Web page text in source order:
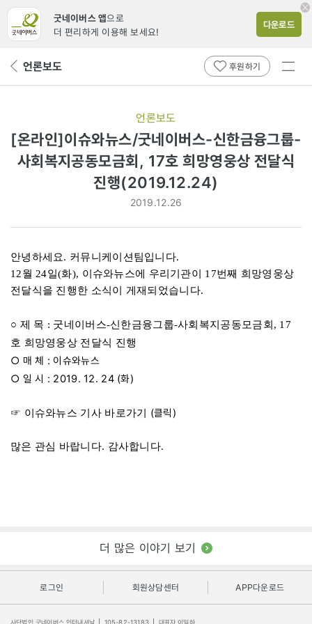
굿네이버스 앱으로
더 편리하게 이용해 보세요!
다운로드
뒤 언론보도 후원하기
전체
언론보도
[온라인]이슈와뉴스/굿네이버스-신한금융그룹-
사회복지공동모금회, 17호 희망영웅상 전달식
진행(2019.12.24)
2019.12.26
안녕하세요. 커뮤니케이션팀입니다.
12월 24일(화), 이슈와뉴스에 우리기관이 17번째 희망영웅상
전달식을 진행한 소식이 게재되었습니다.
○ 제 목 : 굿네이버스-신한금융그룹-사회복지공동모금회, 17
호 희망영웅상 전달식 진행
○ 매 체 : 이슈와뉴스
○ 일 시 : 2019. 12. 24 (화)
☞ 이슈와뉴스 기사 바로가기 (클릭)
많은 관심 바랍니다. 감사합니다.
더 많은 이야기 보기
로그인 회원상담센터 APP다운로드
사단법인 굿네이버스 인터내셔날 105-82-13183 대표자 이일하